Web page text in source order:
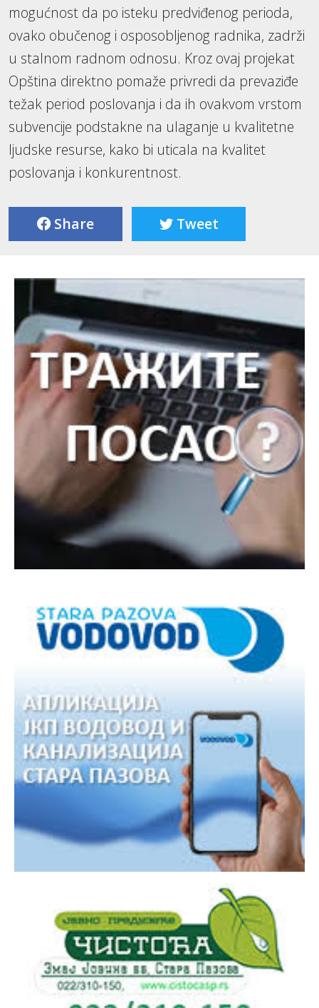
mogućnost da po isteku predviđenog perioda,
ovako obučenog i osposobljenog radnika, zadrži
u stalnom radnom odnosu. Kroz ovaj projekat
Opština direktno pomaže privredi da prevaziđe
težak period poslovanja i da ih ovakvom vrstom
subvencije podstakne na ulaganje u kvalitetne
ljudske resurse, kako bi uticala na kvalitet
poslovanja i konkurentnost.
Share Tweet